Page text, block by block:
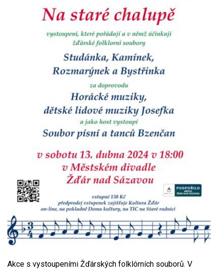
Akce s vystoupeními Žďárských folklórních souborů. V